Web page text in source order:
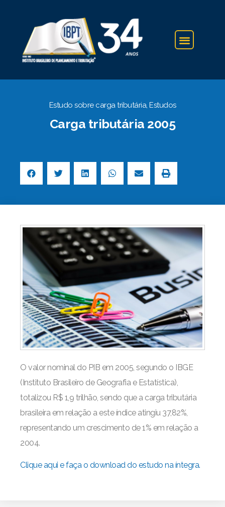
Estudo sobre carga tributária, Estudos
Carga tributária 2005
O valor nominal do PIB em 2005, segundo o IBGE
(Instituto Brasileiro de Geografia e Estatística),
totalizou R$ 1,9 trilhão, sendo que a carga tributária
brasileira em relação a este índice atingiu 37,82%,
representando um crescimento de 1% em relação a
2004.
Clique aqui e faça o download do estudo na íntegra.